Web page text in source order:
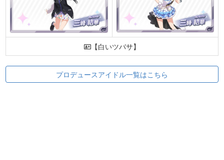
【白いツバサ】
プロデュースアイドル一覧はこちら